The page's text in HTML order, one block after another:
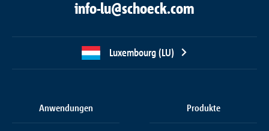
info-lu@schoeck.com
Luxembourg (LU)
Anwendungen Produkte